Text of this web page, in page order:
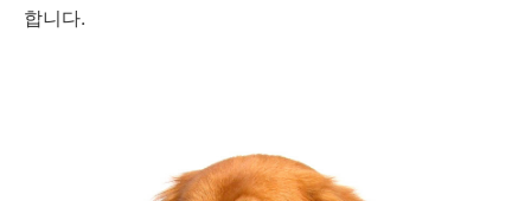
합니다.